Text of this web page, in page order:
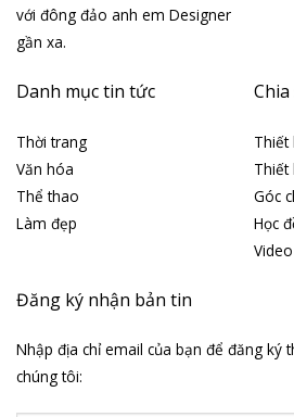
với đông đảo anh em Designer
gần xa.
Danh mục tin tức
Thời trang
Văn hóa
Thể thao
Làm đẹp
Chia
Thiết
Thiết
Góc
Học
Video
Đăng ký nhận bản tin
Nhập địa chỉ email của bạn để đăng ký
chúng tôi: